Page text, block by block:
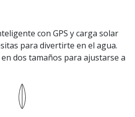
con GPS y carga solar
para divertirte en el agua.
dos tamaños para ajustarse a